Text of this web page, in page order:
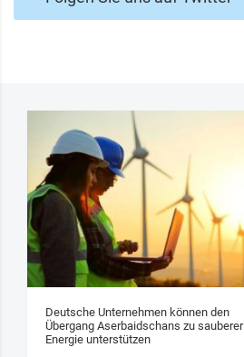
Deutsche Unternehmen können den
Übergang Aserbaidschans zu sauberer
Energie unterstützen